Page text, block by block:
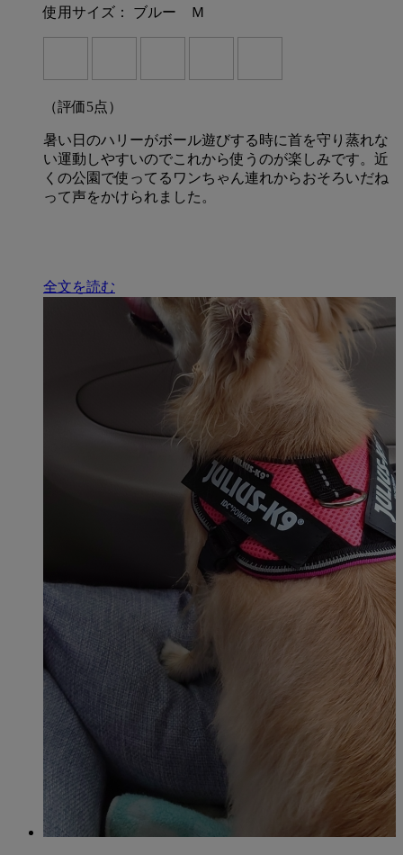
使用サイズ： ブルー Ｍ
（評価5点）
暑い日のハリーがボール遊びする時に首を守り蒸れな
い運動しやすいのでこれから使うのが楽しみです。近
くの公園で使ってるワンちゃん連れからおそろいだね
って声をかけられました。
全文を読む